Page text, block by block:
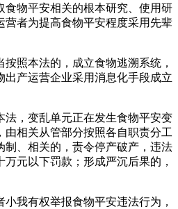
物平安相关的根本研究、使用研
营者为提高食物平安程度采用先辈
照本法的，成立食物逃溯系统，
出产运营企业采用消息化手段成立
，变乱单元正在发生食物平安变
由相关从管部分按照各自职责分工
制、相关的，责令停产破产，违法
元以下罚款；形成严沉后果的，
我有权举报食物平安违法行为，